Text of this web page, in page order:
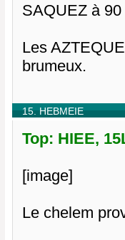
SAQUEZ à
Les
brumeux.
15. HEBMEIE
Top: HIEE,
[image]
Le chelem